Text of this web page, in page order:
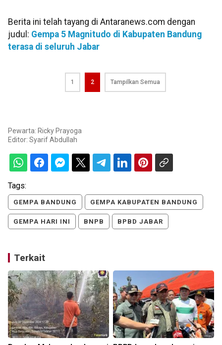
Berita ini telah tayang di Antaranews.com dengan
judul: Gempa 5 Magnitudo di Kabupaten Bandung
terasa di seluruh Jabar
1 2 Tampilkan Semua
Pewarta: Ricky Prayoga
Editor: Syarif Abdullah
Tags:
GEMPA BANDUNG GEMPA KABUPATEN BANDUNG
GEMPA HARI INI BNPB BPBD JABAR
Terkait